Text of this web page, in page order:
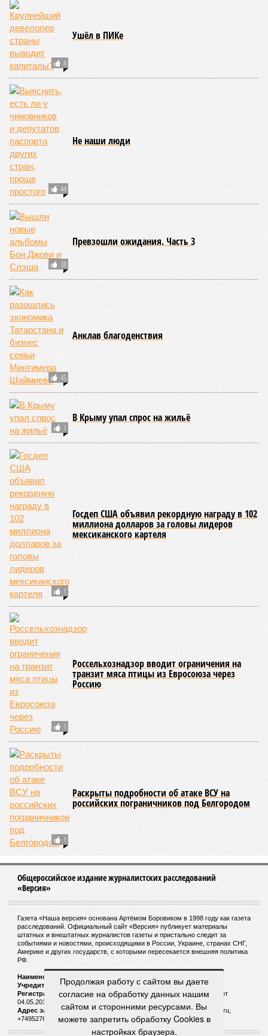
8
Ушёл в ПИКе
44
Не наши люди
38
Превзошли ожидания. Часть 3
45
Анклав благоденствия
1
В Крыму упал спрос на жильё
1
Госдеп США объявил рекордную награду в 102
миллиона долларов за головы лидеров
мексиканского картеля
1
Россельхознадзор вводит ограничения на
транзит мяса птицы из Евросоюза через
Россию
1
Раскрыты подробности об атаке ВСУ на
российских пограничников под Белгородом
Общероссийское издание журналистских расследований
«Версия»
Газета «Наша версия» основана Артёмом Боровиком в 1998 году как газета
расследований. Официальный сайт «Версия» публикует материалы
штатных и внештатных журналистов газеты и пристально следит за
событиями и новостями, происходящими в России, Украине, странах СНГ,
Америке и других государств, с которыми пересекается внешняя политика
РФ.
Наименование:
Учредитель:
ООО «Версия»,Главный редактор:Горевой Р. Г.
Регистрационный номер Роскомнадзора:ЭЛ № ФС 77 - 72681 от
04.05.2018 г.
Адрес электронной почты и телефон редакции:versia@versia.ru,
+74952760348
Продолжая работу с сайтом вы даете
согласие на обработку данных нашим
сайтом и сторонними ресурсами. Вы
можете запретить обработку Cookies в
настройках браузера.